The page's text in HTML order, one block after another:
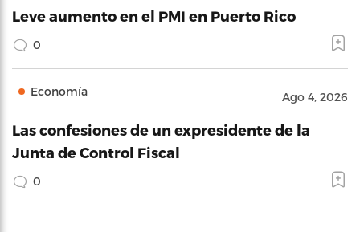
Leve aumento en el PMI en Puerto Rico
0
Economía Ago 4, 2026
Las confesiones de un expresidente de la
Junta de Control Fiscal
0